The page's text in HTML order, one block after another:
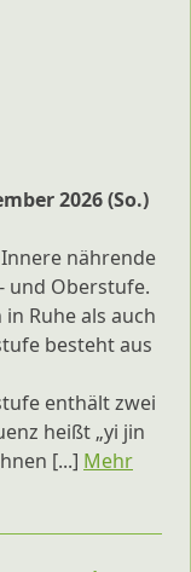
2026 (So.)
nährende
und Oberstufe.
Ruhe als auch
besteht aus
enthält zwei
heißt „yi jin
[...] Mehr